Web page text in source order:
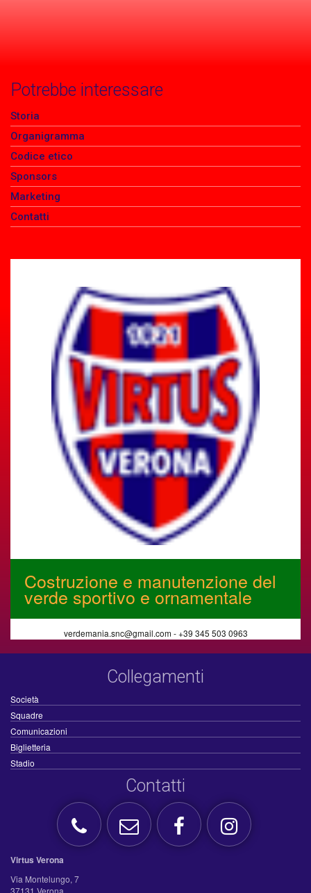
Potrebbe interessare
Storia
Organigramma
Codice etico
Sponsors
Marketing
Contatti
Costruzione e manutenzione del
verde sportivo e ornamentale
verdemania.snc@gmail.com - +39 345 503 0963
Collegamenti
Società
Squadre
Comunicazioni
Biglietteria
Stadio
Contatti
Virtus Verona
Via Montelungo, 7